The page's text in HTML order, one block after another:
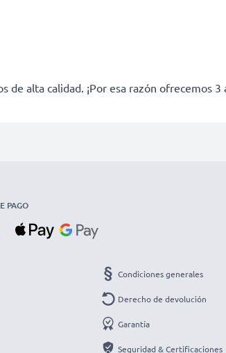
alta calidad. ¡Por esa razón ofrecemos 3
PAGO
Condiciones generales
Derecho de devolución
Garantía
Seguridad & Certificaciones